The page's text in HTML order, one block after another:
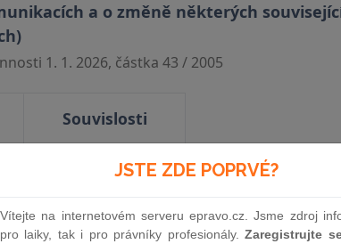
a o změně některých
1. 1. 2026, částka 43 / 2005
Souvislosti
JSTE ZDE POPRVÉ?
Vítejte na internetovém serveru epravo.cz. Jsme zdroj
pro laiky, tak i pro právníky profesionály.Zaregistrujte